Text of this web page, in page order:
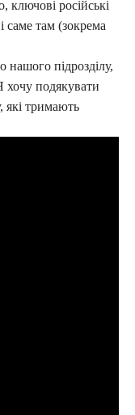
російські
саме там (зокрема
нашого підрозділу,
хочу подякувати
які тримають